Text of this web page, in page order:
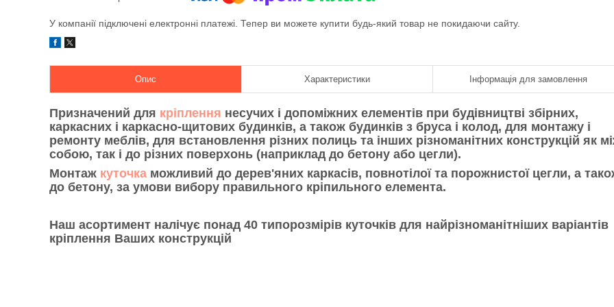
У компанії підключені електронні платежі. Тепер ви можете купити будь-який товар не покидаючи сайту.
Опис Характеристики Інформація для замовлення
Призначений для кріплення несучих і допоміжних елементів при будівництві збірних,
каркасних і каркасно-щитових будинків, а також будинків з бруса і колод, для монтажу і
ремонту меблів, для встановлення різних полиць та інших різноманітних конструкцій як
собою, так і до різних поверхонь (наприклад до бетону або цегли).
Монтаж куточка можливий до дерев'яних каркасів, повнотілої та порожнистої цегли, а
до бетону, за умови вибору правильного кріпильного елемента.
Наш асортимент налічує понад 40 типорозмірів куточків для найрізноманітніших варіантів
кріплення Ваших конструкцій